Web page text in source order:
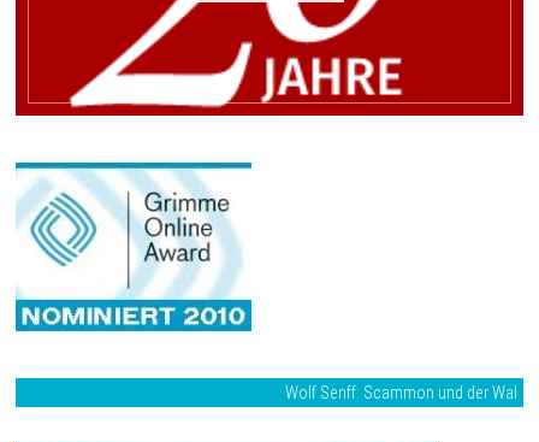
Wolf Senff: Scammon und der Wal